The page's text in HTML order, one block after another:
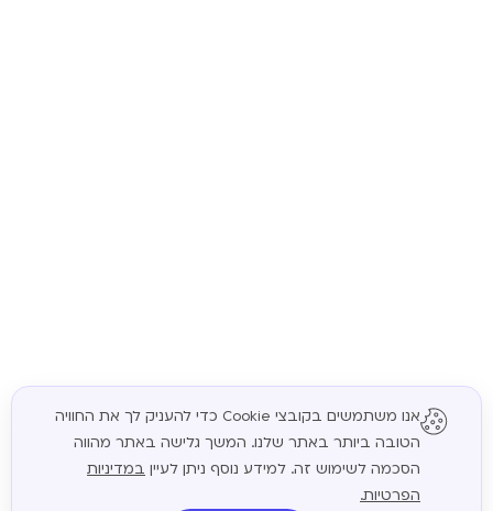
המשך
אנו משתמשים בקובצי Cookie כדי להעניק לך את החוויה
הטובה ביותר באתר שלנו. המשך גלישה באתר מהווה
הסכמה לשימוש זה. למידע נוסף ניתן לעיין במדיניות
הפרטיות.